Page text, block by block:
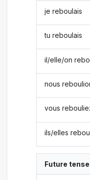
je reboulais
tu reboulais
il/elle/on
nous
vous
ils/elles
Future tense